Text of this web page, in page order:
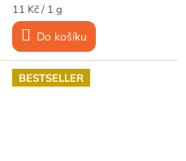
Měrná
cena:
11 Kč / 1 g
Do košíku
BESTSELLER